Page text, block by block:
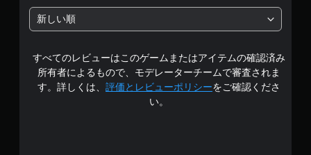
の
1
で
す
新しい順
すべてのレビューはこのゲームまたはアイテムの確認済み
所有者によるもので、モデレーターチームで審査されま
す。詳しくは、 評価とレビューポリシーをご確認くださ
い。